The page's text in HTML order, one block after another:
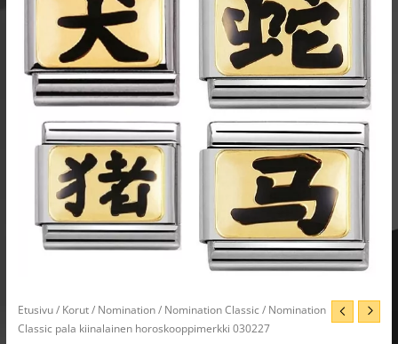
Etusivu/ Korut/ Nomination/ Nomination Classic/ Nomination
Classic pala kiinalainen horoskooppimerkki 030227